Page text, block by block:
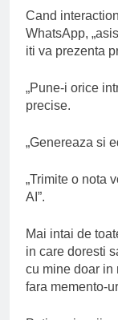
Cand
WhatsApp,
iti va prezenta
„Pune-i orice
precise.
„Genereaza si
„Trimite o nota
AI”.
Mai intai de
in care doresti
cu mine doar in
fara memento-